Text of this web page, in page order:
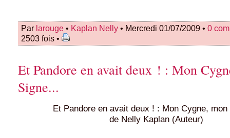
Par larouge • Kaplan Nelly • Mercredi 01/07/2009 • 0
2503 fois •
Et Pandore en avait deux ! : Mon
Signe...
Et Pandore en avait deux ! : Mon Cygne,
de Nelly Kaplan (Auteur)